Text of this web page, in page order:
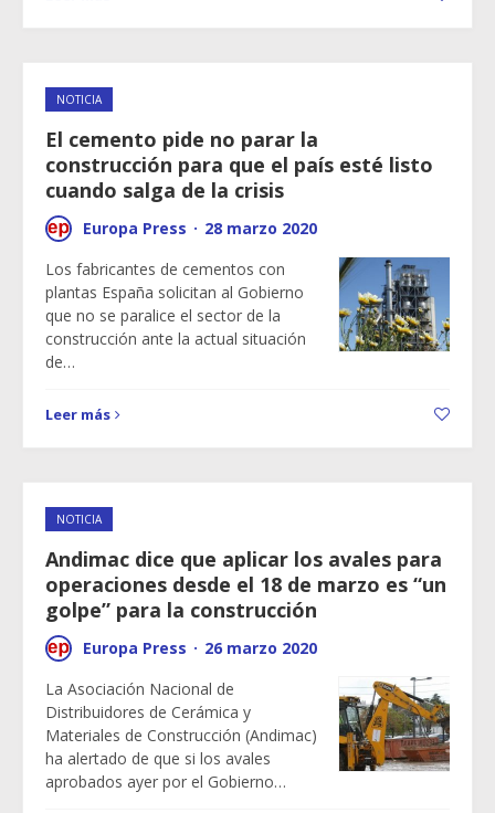
NOTICIA
El cemento pide no parar la
construcción para que el país esté listo
cuando salga de la crisis
Europa Press · 28 marzo 2020
Los fabricantes de cementos con
plantas España solicitan al Gobierno
que no se paralice el sector de la
construcción ante la actual situación
de…
Leer más
NOTICIA
Andimac dice que aplicar los avales para
operaciones desde el 18 de marzo es “un
golpe” para la construcción
Europa Press · 26 marzo 2020
La Asociación Nacional de
Distribuidores de Cerámica y
Materiales de Construcción (Andimac)
ha alertado de que si los avales
aprobados ayer por el Gobierno…